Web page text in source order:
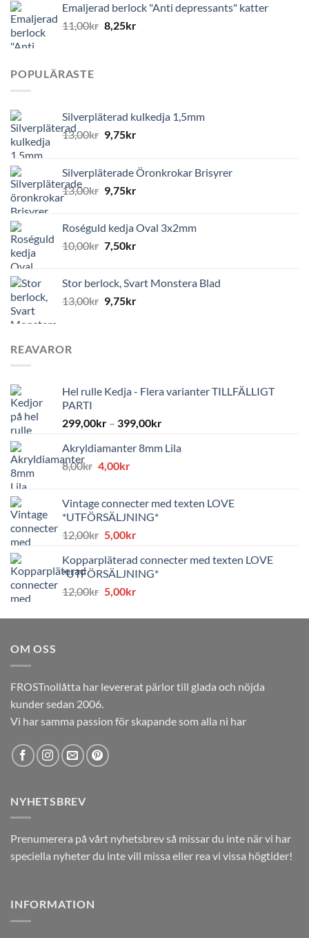
Emaljerad berlock "Anti depressants" katter
11,00kr 8,25kr
POPULÄRASTE
Silverpläterad kulkedja 1,5mm
13,00kr 9,75kr
Silverpläterade Öronkrokar Brisyrer
13,00kr 9,75kr
Roséguld kedja Oval 3x2mm
10,00kr 7,50kr
Stor berlock, Svart Monstera Blad
13,00kr 9,75kr
REAVAROR
Hel rulle Kedja - Flera varianter TILLFÄLLIGT
PARTI
299,00kr – 399,00kr
Akryldiamanter 8mm Lila
8,00kr Det
var:
8,00kr.
4,00krDet
är:
4,00kr.
Vintage connecter med texten LOVE
*UTFÖRSÄLJNING*
12,00kr Det
priset
var:
12,00kr.
5,00krDet
priset
är:
5,00kr.
Kopparpläterad connecter med texten LOVE
*UTFÖRSÄLJNING*
12,00kr Det
priset
5,00krDet
priset
OM OSS
FROSTnollåtta har levererat pärlor till glada och nöjda
kunder sedan 2006.
Vi har samma passion för skapande som alla ni har
NYHETSBREV
Prenumerera på vårt nyhetsbrev så missar du inte när vi har
speciella nyheter du inte vill missa eller rea vi vissa högtider!
INFORMATION